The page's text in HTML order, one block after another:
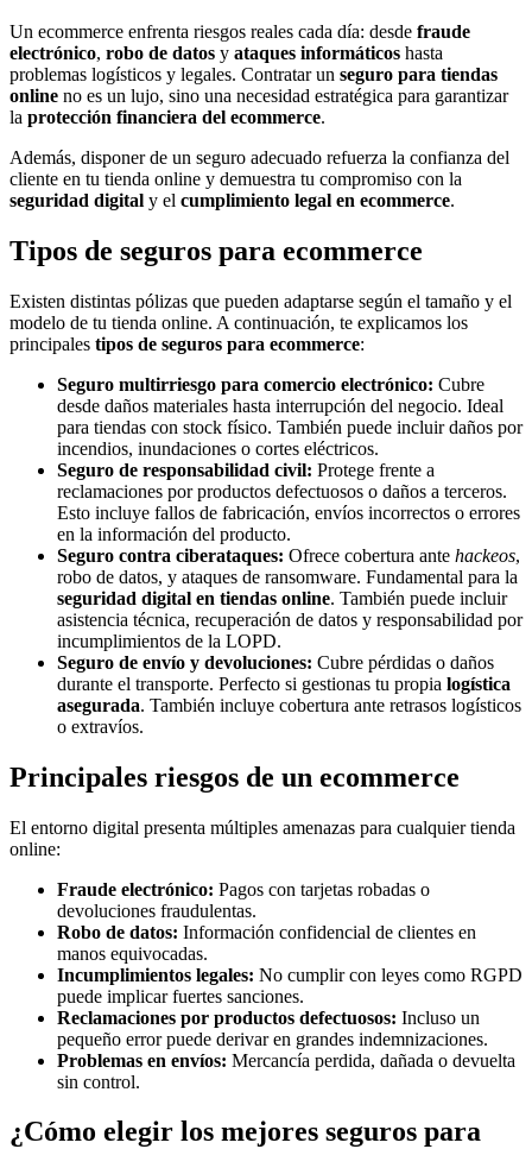
Un ecommerce enfrenta riesgos reales cada día: desde fraude
electrónico, robo de datos y ataques informáticos hasta
problemas logísticos y legales. Contratar un seguro para tiendas
online no es un lujo, sino una necesidad estratégica para garantizar
la protección financiera del ecommerce.
Además, disponer de un seguro adecuado refuerza la confianza del
cliente en tu tienda online y demuestra tu compromiso con la
seguridad digital y el cumplimiento legal en ecommerce.
Tipos de seguros para ecommerce
Existen distintas pólizas que pueden adaptarse según el tamaño y el
modelo de tu tienda online. A continuación, te explicamos los
principales tipos de seguros para ecommerce:
Seguro multirriesgo para comercio electrónico: Cubre
desde daños materiales hasta interrupción del negocio. Ideal
para tiendas con stock físico. También puede incluir daños por
incendios, inundaciones o cortes eléctricos.
Seguro de responsabilidad civil: Protege frente a
reclamaciones por productos defectuosos o daños a terceros.
Esto incluye fallos de fabricación, envíos incorrectos o errores
en la información del producto.
Seguro contra ciberataques: Ofrece cobertura ante hackeos,
robo de datos, y ataques de ransomware. Fundamental para la
seguridad digital en tiendas online. También puede incluir
asistencia técnica, recuperación de datos y responsabilidad por
incumplimientos de la LOPD.
Seguro de envío y devoluciones: Cubre pérdidas o daños
durante el transporte. Perfecto si gestionas tu propia logística
asegurada. También incluye cobertura ante retrasos logísticos
o extravíos.
Principales riesgos de un ecommerce
El entorno digital presenta múltiples amenazas para cualquier tienda
online:
Fraude electrónico: Pagos con tarjetas robadas o
devoluciones fraudulentas.
Robo de datos: Información confidencial de clientes en
manos equivocadas.
Incumplimientos legales: No cumplir con leyes como RGPD
puede implicar fuertes sanciones.
Reclamaciones por productos defectuosos: Incluso un
pequeño error puede derivar en grandes indemnizaciones.
Problemas en envíos: Mercancía perdida, dañada o devuelta
sin control.
¿Cómo elegir los mejores seguros para